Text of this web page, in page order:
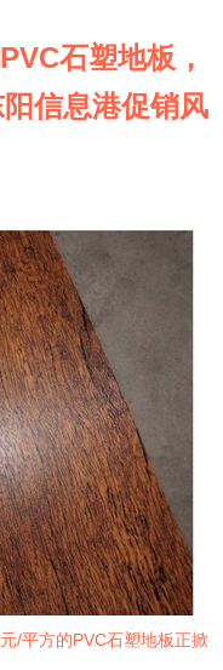
石塑地板，
信息港促销风
/平方的PVC石塑地板正掀